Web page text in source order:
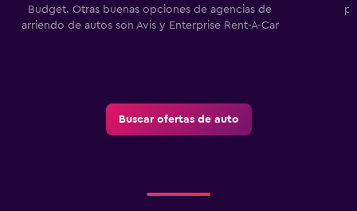
Budget. Otras buenas opciones de agencias de
arriendo de autos son Avis y Enterprise Rent-A-Car
Buscar ofertas de auto